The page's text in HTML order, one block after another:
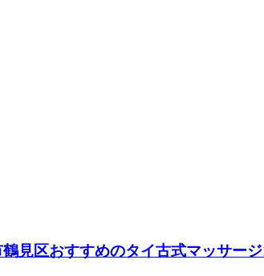
見区おすすめのタイ古式マッサージ